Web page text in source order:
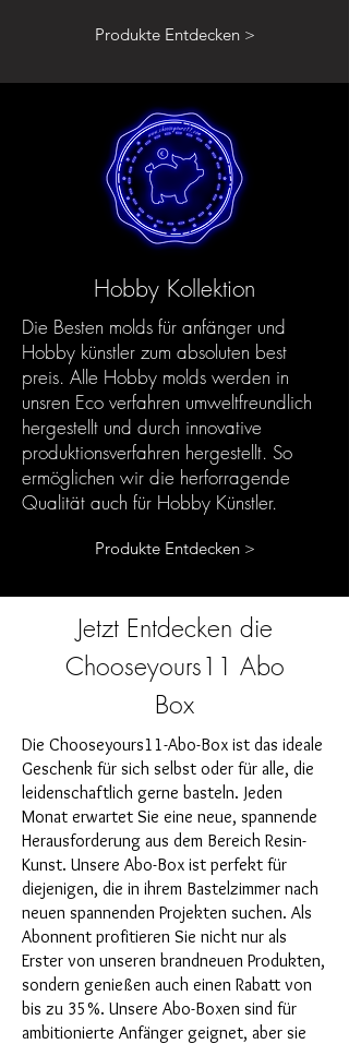
Produkte Entdecken >
Hobby Kollektion
Die Besten molds für anfänger und
Hobby künstler zum absoluten best
preis. Alle Hobby molds werden in
unsren Eco verfahren umweltfreundlich
hergestellt und durch innovative
produktionsverfahren hergestellt. So
ermöglichen wir die herforragende
Qualität auch für Hobby Künstler.
Produkte Entdecken >
Jetzt Entdecken die
Chooseyours11 Abo
Box
Die Chooseyours11-Abo-Box ist das ideale
Geschenk für sich selbst oder für alle, die
leidenschaftlich gerne basteln. Jeden
Monat erwartet Sie eine neue, spannende
Herausforderung aus dem Bereich Resin-
Kunst. Unsere Abo-Box ist perfekt für
diejenigen, die in ihrem Bastelzimmer nach
neuen spannenden Projekten suchen. Als
Abonnent profitieren Sie nicht nur als
Erster von unseren brandneuen Produkten,
sondern genießen auch einen Rabatt von
bis zu 35%. Unsere Abo-Boxen sind für
ambitionierte Anfänger geignet, aber sie